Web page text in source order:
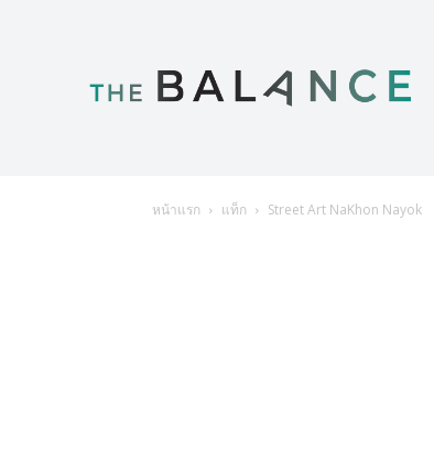
หน้าแรก แท็ก Street Art NaKhon Nayok